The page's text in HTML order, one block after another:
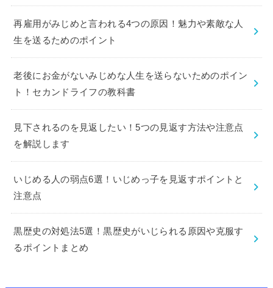
再雇用がみじめと言われる4つの原因！魅力や素敵な人
生を送るためのポイント
老後にお金がないみじめな人生を送らないためのポイン
ト！セカンドライフの教科書
見下されるのを見返したい！5つの見返す方法や注意点
を解説します
いじめる人の弱点6選！いじめっ子を見返すポイントと
注意点
黒歴史の対処法5選！黒歴史がいじられる原因や克服す
るポイントまとめ